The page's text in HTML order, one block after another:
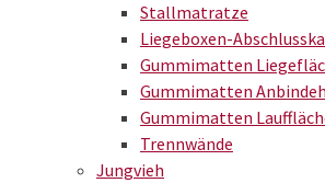
Stallmatratze
Liegeboxen-
Gummimatten
Gummimatten
Gummimatten
Trennwände
Jungvieh